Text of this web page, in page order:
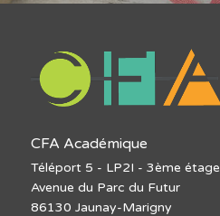
CFA Académique
Téléport 5 - LP2I - 3ème étage
Avenue du Parc du Futur
86130 Jaunay-Marigny